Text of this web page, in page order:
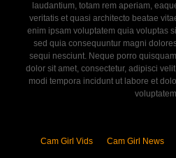
laudantium, totam rem aperiam,
veritatis et quasi architecto beatae
enim ipsam voluptatem quia voluptas
sed quia consequuntur magni
sequi nesciunt. Neque porro
dolor sit amet, consectetur, adipisci
modi tempora incidunt ut labore et
Cam Girl Vids Cam Girl News